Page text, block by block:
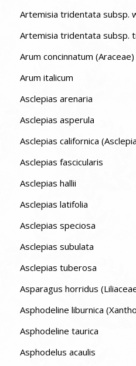
Artemisia tridentata subsp.
Arum concinnatum (Araceae)
Arum italicum
Asclepias arenaria
Asclepias asperula
Asclepias californica
Asclepias fascicularis
Asclepias hallii
Asclepias latifolia
Asclepias speciosa
Asclepias subulata
Asclepias tuberosa
Asparagus horridus
Asphodeline liburnica
Asphodeline taurica
Asphodelus acaulis